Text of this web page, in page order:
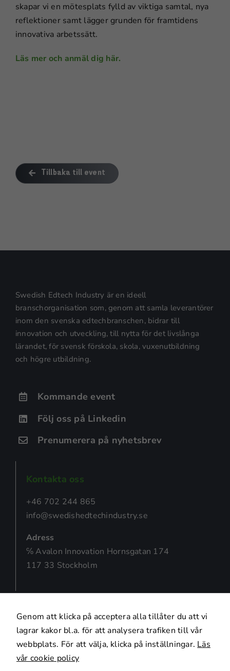
skapar vi en mötesplats fylld av viktiga samtal, nya
reflektioner samt lägger grunden för framtidens
innovativa arbetssätt.
Läs mer och anmäl dig här.
Tillbaka till event
Swedish Edtech Industry är en ideell
branschorganisation som, genom att samla leverantörer
inom den svenska edtechbranschen, bidrar till
innovation och utveckling, till nytta för det livslånga
lärandet, för svensk förskola, skola, vuxenutbildning
och högre utbildning.
Kommande event
Följ oss på Linkedin
Prenumerera på nyhetsbrev
Kontakta oss
+46 702 244 865
info@swedishedtechindustry.se
Adress
℅ Avalon Innovation Hornsgatan 174
117 33 Stockholm
Genom att klicka på acceptera alla tillåter du att vi
lagrar kakor bl.a. för att analysera trafiken till vår
webbplats. För att välja, klicka på inställningar. Läs
vår cookie policy
hemsidan
fungera.
kunna
förbättra
hemsidans
funktionalitet